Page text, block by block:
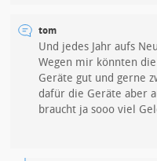
tom
Und jedes Jahr aufs
Wegen mir könnten
Geräte gut und gerne
dafür die Geräte aber
braucht ja sooo viel